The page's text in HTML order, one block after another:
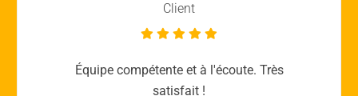
Client
Merci yellow365.work pour votre expertise!